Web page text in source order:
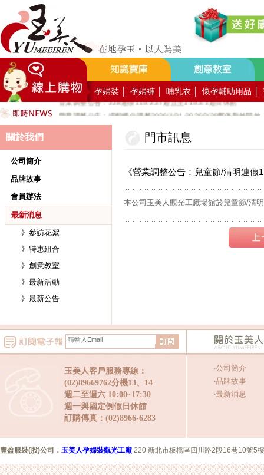
孕婦裝 孕婦褲 哺乳衣 懷孕輔助用品
好YUN香隨束口袋DIY2026-8月活動報名
營業調整公告：員工教育訓練115.8.1週六全館不對外開放
營業調整公告：115.7.18週六至115.7.19週日休館
營業調整公告：端午連假115.6.19週五至115.6.21週日休館
營業調整公告：五一勞動節連假115.5.1週五至115.5.4週一休館
營業調整公告：兒童節/清明連假115.4.3週五至115.4.6週一休館
營業調整公告：場館櫃位調整2026/1/31-2026/2/28暫停對外開放
公司總機服務專線02-89669762
玉美人，竭誠歡迎您的加入~新加入會員送購物金100元~
玉美人.板橋門市.觀光工廠歡迎大家使用國民旅遊卡消費!
關於我們
公司簡介
品牌故事
會員辦法
最新消息
》參訪花絮
》特惠組合
》創意教室
》最新活動
》最新公告
門市訊息
《營業調整公告：兒童節/清明連
本公司玉美人觀光工廠場館於兒童節/清
玉美人客戶服務專線：
(02)89669762分機13、14
週二至週六 10:00~17:30
週一與國定例假日休館
訂購傳真：(02)8966-6283
‧公司簡介
‧品牌故事
‧最新消息
豐盈服裝(股)公司 ． 玉美人孕婦裝觀光工廠 220 新北市板橋區四川路2段16巷10號